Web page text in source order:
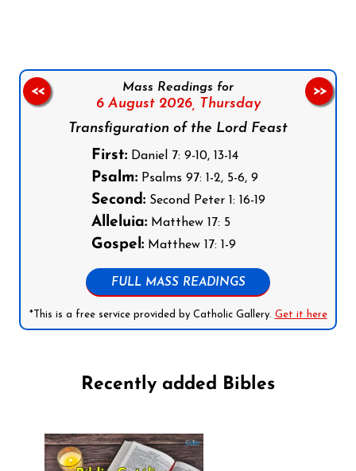
Mass Readings for
6 August 2026,
Thursday
Transfiguration of the Lord Feast
First:Daniel 7: 9-10, 13-14
Psalm:Psalms 97: 1-2, 5-6, 9
Second:Second Peter 1: 16-19
Alleluia:Matthew 17: 5
Gospel:Matthew 17: 1-9
FULL MASS READINGS
*This is a free service provided by Catholic Gallery. Get it here
<< >>
Recently added Bibles